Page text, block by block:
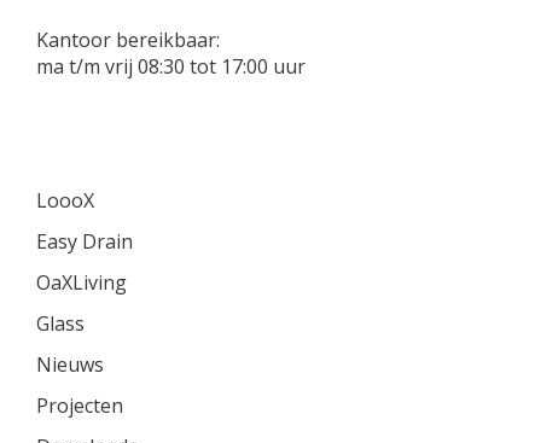
Kantoor bereikbaar:
ma t/m vrij 08:30 tot 17:00 uur
LoooX
Easy Drain
OaXLiving
Glass
Nieuws
Projecten